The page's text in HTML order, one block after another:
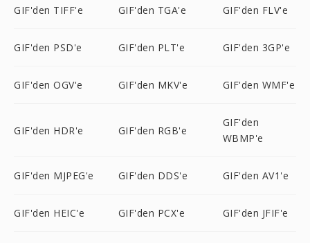
GIF'den TIFF'e GIF'den TGA'e GIF'den FLV'e
GIF'den PSD'e GIF'den PLT'e GIF'den 3GP'e
GIF'den OGV'e GIF'den MKV'e GIF'den WMF'e
GIF'den HDR'e GIF'den RGB'e
GIF'den
WBMP'e
GIF'den MJPEG'e GIF'den DDS'e GIF'den AV1'e
GIF'den HEIC'e GIF'den PCX'e GIF'den JFIF'e